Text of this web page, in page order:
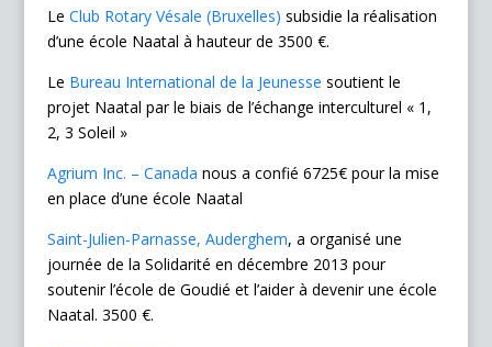
Le Club Rotary Vésale (Bruxelles) subsidie la réalisation
d’une école Naatal à hauteur de 3500 €.
Le Bureau International de la Jeunesse soutient le
projet Naatal par le biais de l’échange interculturel « 1,
2, 3 Soleil »
Agrium Inc. – Canada nous a confié 6725€ pour la mise
en place d’une école Naatal
Saint-Julien-Parnasse, Auderghem, a organisé une
journée de la Solidarité en décembre 2013 pour
soutenir l’école de Goudié et l’aider à devenir une école
Naatal. 3500 €.